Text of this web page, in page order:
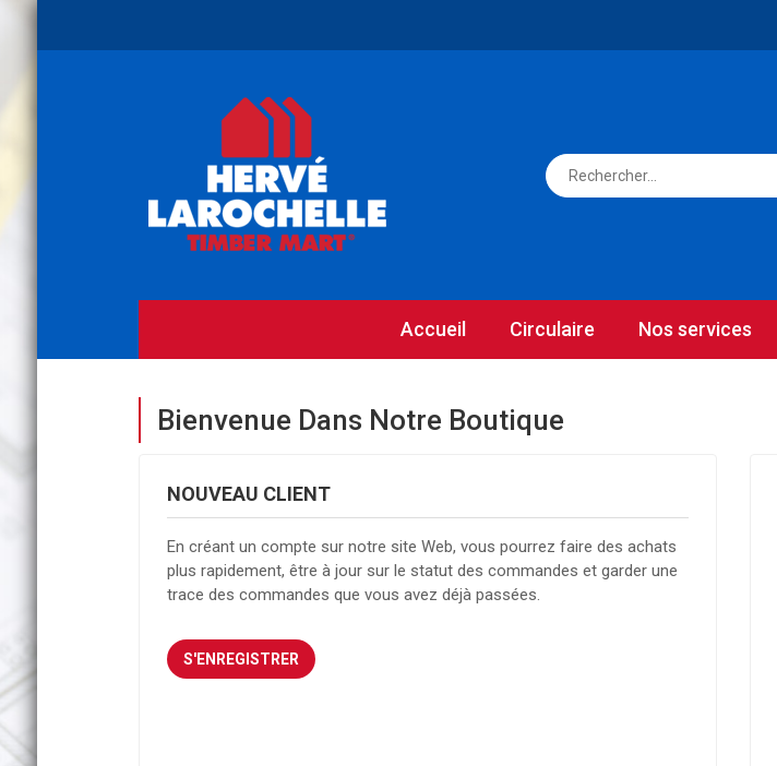
Accueil Circulaire Nos services
Bienvenue Dans Notre Boutique
NOUVEAU CLIENT
En créant un compte sur notre site Web, vous pourrez faire des achats
plus rapidement, être à jour sur le statut des commandes et garder une
trace des commandes que vous avez déjà passées.